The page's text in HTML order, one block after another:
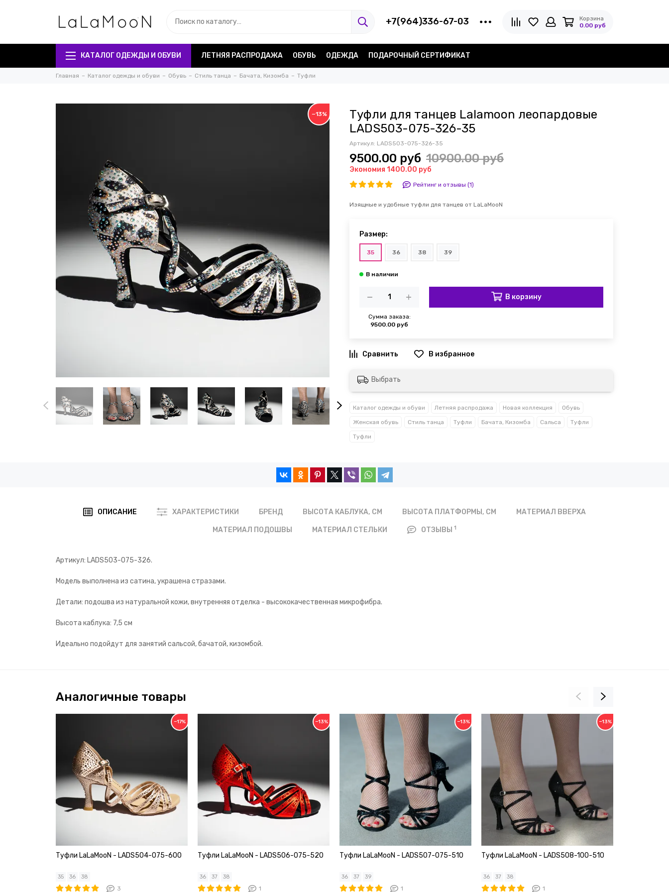
+7(964)336-67-03
Корзина
0.00 руб
КАТАЛОГ ОДЕЖДЫ И ОБУВИ ЛЕТНЯЯ РАСПРОДАЖА ОБУВЬ ОДЕЖДА ПОДАРОЧНЫЙ СЕРТИФИКАТ
Главная Каталог одежды и обуви Обувь Стиль танца Бачата, Кизомба Туфли
−13%
Туфли для танцев Lalamoon леопардовые
LADS503-075-326-35
Артикул: LADS503-075-326-35
9500.00 руб 10900.00 руб
Экономия 1400.00 руб
Рейтинг и отзывы (1)
Изящные и удобные туфли для танцев от LaLaMooN
Размер:
35 36 38 39
Сумма заказа:
9500.00 руб
В корзину
Выбрать
Каталог одежды и обуви Летняя распродажа Новая коллекция Обувь
Женская обувь Стиль танца Туфли Бачата, Кизомба Сальса Туфли
Туфли
ОПИСАНИЕ ХАРАКТЕРИСТИКИ БРЕНД ВЫСОТА КАБЛУКА, СМ ВЫСОТА ПЛАТФОРМЫ, СМ МАТЕРИАЛ ВВЕРХА
МАТЕРИАЛ ПОДОШВЫ МАТЕРИАЛ СТЕЛЬКИ ОТЗЫВЫ1
Артикул: LADS503-075-326.
Модель выполнена из сатина, украшена стразами.
Детали: подошва из натуральной кожи, внутренняя отделка - высококачественная микрофибра.
Высота каблука: 7,5 см
Идеально подойдут для занятий сальсой, бачатой, кизомбой.
Аналогичные товары
−17%
Туфли LaLaMooN - LADS504-075-600
35 36 38
3
−13%
Туфли LaLaMooN - LADS506-075-520
36 37 38
1
−13%
Туфли LaLaMooN - LADS507-075-510
36 37 39
1
−13%
Туфли LaLaMooN - LADS508-100-510
36 37 38
1